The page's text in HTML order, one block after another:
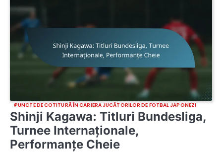
PUNCTE DE COTITURĂ ÎN CARIERA JUCĂTORILOR DE FOTBAL JAPONEZI
Shinji Kagawa: Titluri Bundesliga,
Turnee Internaționale,
Performanțe Cheie